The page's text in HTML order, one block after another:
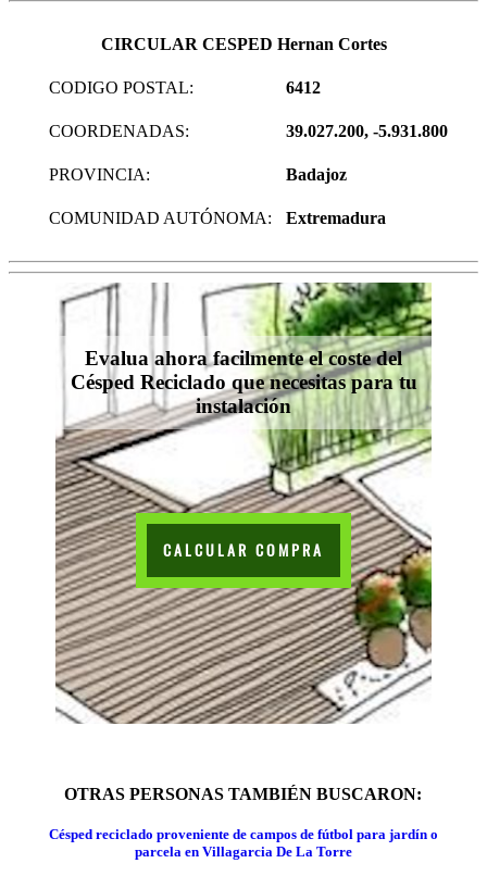
CIRCULAR CESPED Hernan Cortes
CODIGO POSTAL: 6412
COORDENADAS: 39.027.200, -5.931.800
PROVINCIA: Badajoz
COMUNIDAD AUTÓNOMA: Extremadura
Evalua ahora facilmente el coste del
Césped Reciclado que necesitas para tu
instalación
CALCULAR COMPRA
OTRAS PERSONAS TAMBIÉN BUSCARON:
Césped reciclado proveniente de campos de fútbol para jardín o
parcela en Villagarcia De La Torre